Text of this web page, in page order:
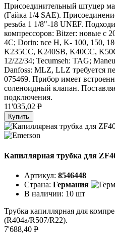
Присоединительный штуцер
(Гайка 1/4 SAE).
резьба 1 1/8"-18 UNEF.
компрессоров: Bitzer: новые с
4C; Dorin: все H, K- 100, 150,
K235CC, K240SB, K40CC,
12/22/34; Tecumseh: TAG;
Danfoss: MLZ, LLZ требуется
075469. Прибор имеет
соленоидный клапан.
подключения.
11'035,02 P
Купить
Капиллярная трубка для
Артикул: 8546448
Страна: Германия
В наличии: 10 шт
Трубка капиллярная для
(R404a/R507/R22).
7'688,40 P